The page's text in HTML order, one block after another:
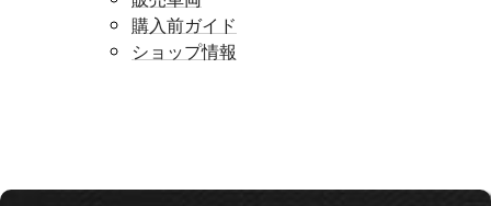
購入前ガイド
ショップ情報